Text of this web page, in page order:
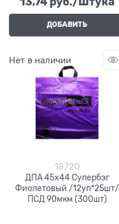
ДОБАВИТЬ
Нет в наличии
18720
ДПА 45х44 Супербэг
Фиолетовый /12уп*25шт/
ПСД 90мкм (300шт)